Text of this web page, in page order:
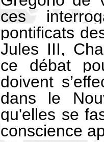
ces
pontificats
Jules III,
ce débat
doivent
dans le
qu'elles se
conscience